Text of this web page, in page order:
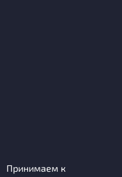
Принимаем к